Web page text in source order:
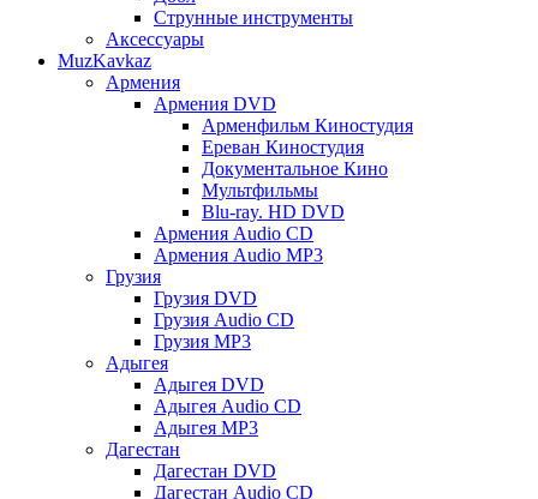
Струнные инструменты
Аксессуары
MuzKavkaz
Армения
Армения DVD
Арменфильм Киностудия
Ереван Киностудия
Документальное Кино
Мультфильмы
Blu-ray. HD DVD
Армения Audio CD
Армения Audio MP3
Грузия
Грузия DVD
Грузия Audio CD
Грузия MP3
Адыгея
Адыгея DVD
Адыгея Audio CD
Адыгея MP3
Дагестан
Дагестан DVD
Дагестан Audio CD